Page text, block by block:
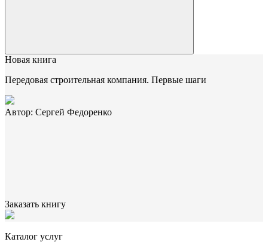
Новая книга
Передовая строительная компания. Первые шаги
Автор: Сергей Федоренко
Заказать книгу
Каталог услуг